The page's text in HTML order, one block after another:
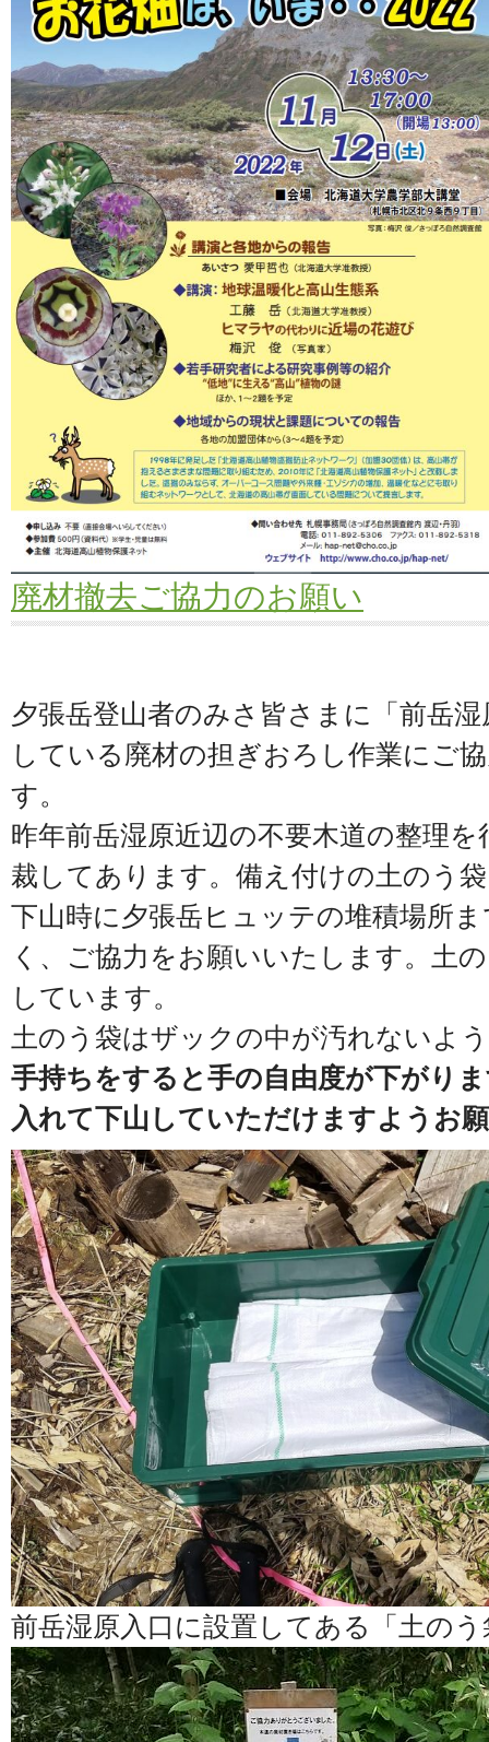
廃材撤去ご協力のお願い
夕張岳登山者のみさ皆さまに「前岳
している廃材の担ぎおろし作業にご
す。
昨年前岳湿原近辺の不要木道の整理
裁してあります。備え付けの土のう
下山時に夕張岳ヒュッテの堆積場所
く、ご協力をお願いいたします。土
しています。
土のう袋はザックの中が汚れないよ
手持ちをすると手の自由度が下がり
入れて下山していただけますようお
前岳湿原入口に設置してある「土の